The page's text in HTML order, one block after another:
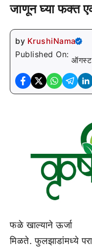
जाणून घ्या फक्त
by KrushiNama
Published On:
फळे खाल्याने ऊर्जा
मिळते. फुलझाडांमध्ये